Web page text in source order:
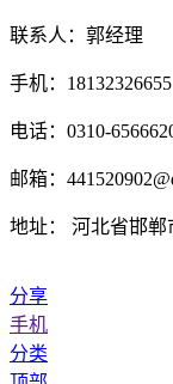
联系人：郭经理
手机：18132326655
电话：0310-
邮箱：
地址： 河北省邯
分享
手机
分类